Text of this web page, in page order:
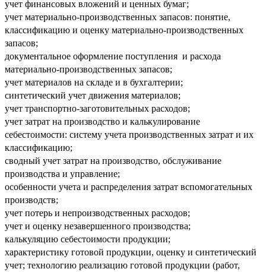
учет финансовых вложений и ценных бумаг;
учет материально-производственных запасов: понятие,
классификацию и оценку материально-производственных
запасов;
документальное оформление поступления и расхода
материально-производственных запасов;
учет материалов на складе и в бухгалтерии;
синтетический учет движения материалов;
учет транспортно-заготовительных расходов;
учет затрат на производство и калькулирование
себестоимости: систему учета производственных затрат и их
классификацию;
сводный учет затрат на производство, обслуживание
производства и управление;
особенности учета и распределения затрат вспомогательных
производств;
учет потерь и непроизводственных расходов;
учет и оценку незавершенного производства;
калькуляцию себестоимости продукции;
характеристику готовой продукции, оценку и синтетический
учет; технологию реализацию готовой продукции (работ,